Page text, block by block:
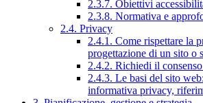
2.3.7. Obiettivi
2.3.8. Normativa e
2.4. Privacy
2.4.1. Come rispettare la
progettazione di un sito o
2.4.2. Richiedi il
2.4.3. Le basi del sito
informativa privacy,